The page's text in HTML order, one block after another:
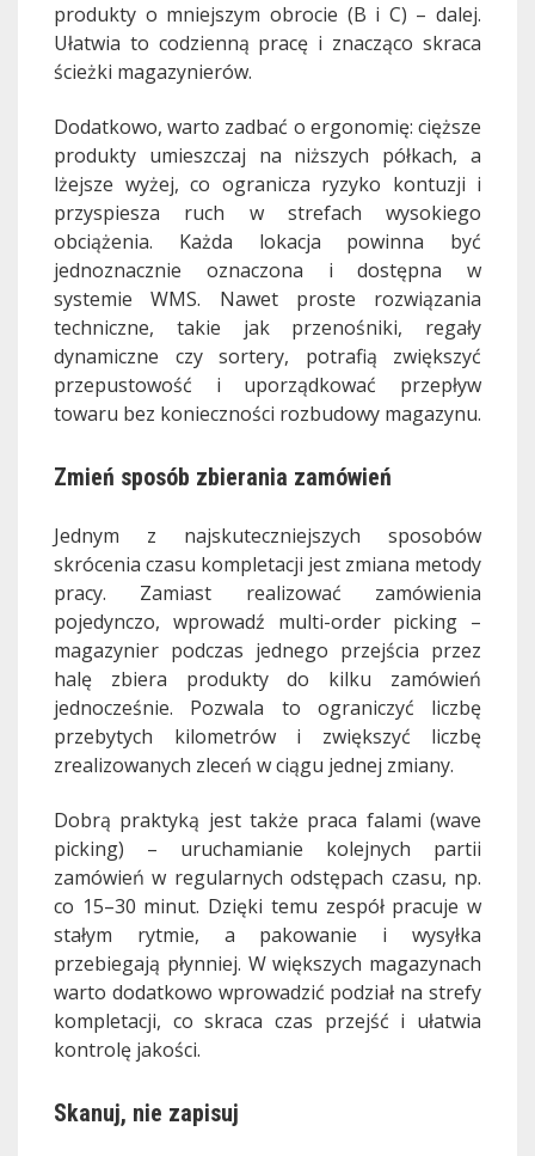
produkty o mniejszym obrocie (B i C) – dalej.
Ułatwia to codzienną pracę i znacząco skraca
ścieżki magazynierów.
Dodatkowo, warto zadbać o ergonomię: cięższe
produkty umieszczaj na niższych półkach, a
lżejsze wyżej, co ogranicza ryzyko kontuzji i
przyspiesza ruch w strefach wysokiego
obciążenia. Każda lokacja powinna być
jednoznacznie oznaczona i dostępna w
systemie WMS. Nawet proste rozwiązania
techniczne, takie jak przenośniki, regały
dynamiczne czy sortery, potrafią zwiększyć
przepustowość i uporządkować przepływ
towaru bez konieczności rozbudowy magazynu.
Zmień sposób zbierania zamówień
Jednym z najskuteczniejszych sposobów
skrócenia czasu kompletacji jest zmiana metody
pracy. Zamiast realizować zamówienia
pojedynczo, wprowadź multi-order picking –
magazynier podczas jednego przejścia przez
halę zbiera produkty do kilku zamówień
jednocześnie. Pozwala to ograniczyć liczbę
przebytych kilometrów i zwiększyć liczbę
zrealizowanych zleceń w ciągu jednej zmiany.
Dobrą praktyką jest także praca falami (wave
picking) – uruchamianie kolejnych partii
zamówień w regularnych odstępach czasu, np.
co 15–30 minut. Dzięki temu zespół pracuje w
stałym rytmie, a pakowanie i wysyłka
przebiegają płynniej. W większych magazynach
warto dodatkowo wprowadzić podział na strefy
kompletacji, co skraca czas przejść i ułatwia
kontrolę jakości.
Skanuj, nie zapisuj